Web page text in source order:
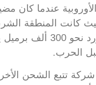
الأوروبية عندما كان
كانت المنطقة
مجتمعًا تورد نحو 300
الحرب.
تتبع الشحن